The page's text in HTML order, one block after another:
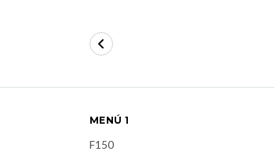
MENÚ 1
F150